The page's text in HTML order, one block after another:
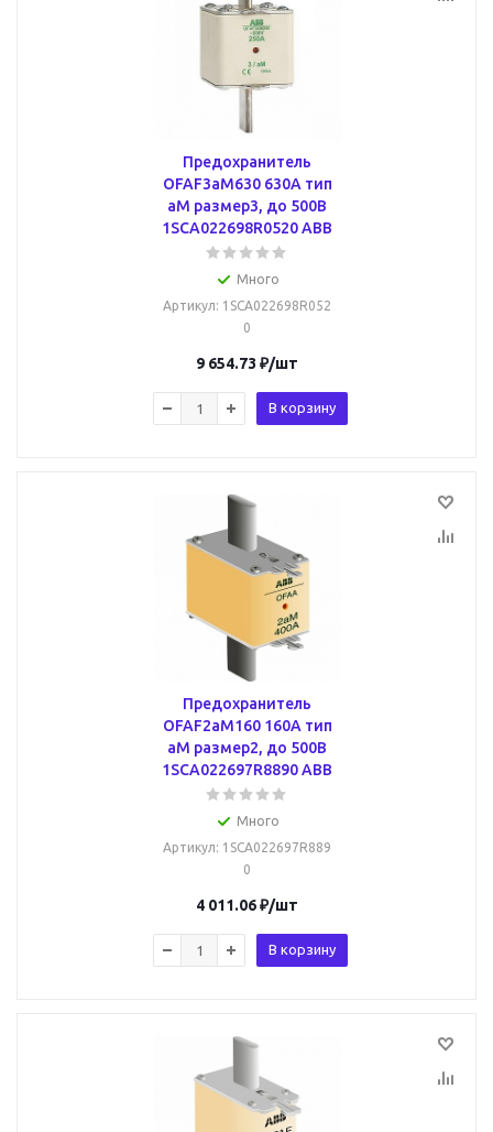
Предохранитель
OFAF3aM630 630A тип
аМ размер3, до 500В
1SCA022698R0520 ABB
Много
Артикул: 1SCA022698R052
0
9 654.73 ₽/шт
В корзину
Предохранитель
OFAF2aM160 160A тип
аМ размер2, до 500В
1SCA022697R8890 ABB
Много
Артикул: 1SCA022697R889
0
4 011.06₽/шт
В корзину